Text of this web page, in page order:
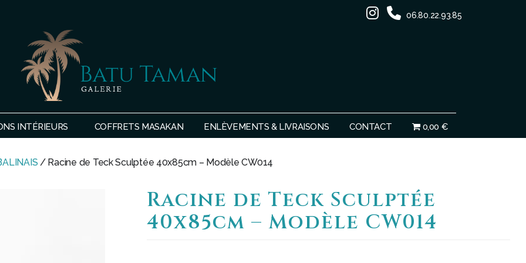
06.80.22.93.85
BATU
TAMAN
INTÉRIEURS COFFRETS MASAKAN ENLÈVEMENTS & LIVRAISONS CONTACT 0,00 €
/ Racine de Teck Sculptée 40x85cm – Modèle CW014
Racine de Teck Sculptée
40x85cm – Modèle CW014